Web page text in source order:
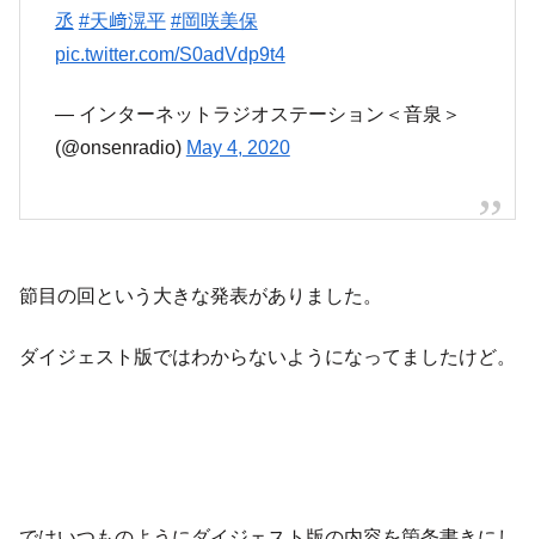
丞 #天﨑滉平 #岡咲美保
pic.twitter.com/S0adVdp9t4
— インターネットラジオステーション＜音泉＞
(@onsenradio) May 4, 2020
節目の回という大きな発表がありました。
ダイジェスト版ではわからないようになってましたけど。